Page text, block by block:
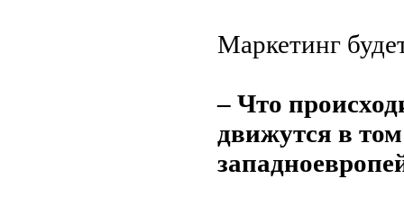
Маркетинг
– Что
движутся в